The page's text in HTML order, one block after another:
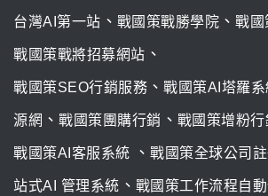
台灣AI第一站 、 戰國策戰勝學院 、 戰國
戰國策戰將招募網站 、
戰國策SEO行銷服務 、 戰國策AI塔羅系
源網 、 戰國策團購行銷 、 戰國策增粉行
戰國策AI客服系統 、 戰國策全球公司
站式AI 管理系統 、 戰國策工作流程自